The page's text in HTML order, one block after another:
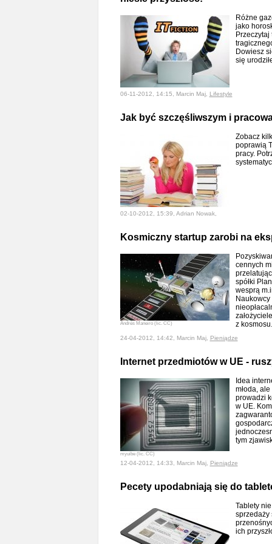
Różne
jako
Przeczytaj
Dowiesz
się
06-11-2012, 14:15, Marcin Maj, Lifestyle
Jak być szczęśliwszym i
Zobacz
poprawią
pracy.
02-10-2012, 15:39, Adrian Nowak,
Kosmiczny startup zarobi na
Andrés Maneiro (lic. CC)
cennych
spółki
wesprą
z
24-04-2012, 14:42, Marcin Maj, Pieniądze
Internet przedmiotów w UE -
myuibe (lic. CC)
Idea
młoda,
prowadzi
w UE.
tym
12-04-2012, 14:33, Marcin Maj, Pieniądze
Pecety upodabniają się do
Tablety
sprzedaży
ich